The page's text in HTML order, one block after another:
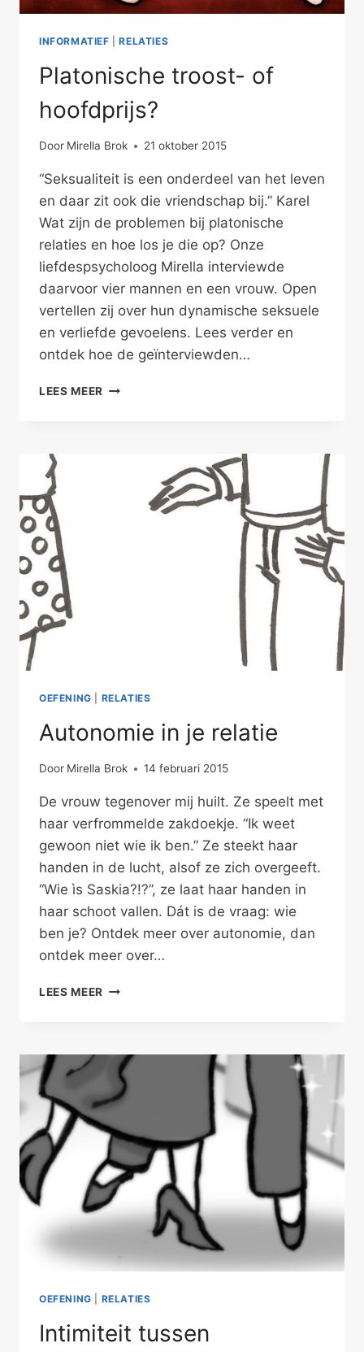
INFORMATIEF |RELATIES
Platonische troost- of
hoofdprijs?
Door Mirella Brok 21 oktober 2015
“Seksualiteit is een onderdeel van het leven
en daar zit ook die vriendschap bij.” Karel
Wat zijn de problemen bij platonische
relaties en hoe los je die op? Onze
liefdespsycholoog Mirella interviewde
daarvoor vier mannen en een vrouw. Open
vertellen zij over hun dynamische seksuele
en verliefde gevoelens. Lees verder en
ontdek hoe de geïnterviewden…
LEES MEER PLATONISCHE
OEFENING RELATIES
Autonomie in je relatie
Door Mirella Brok 14 februari 2015
De vrouw tegenover mij huilt. Ze speelt met
haar verfrommelde zakdoekje. “Ik weet
gewoon niet wie ik ben.” Ze steekt haar
handen in de lucht, alsof ze zich overgeeft.
“Wie ìs Saskia?!?”, ze laat haar handen in
haar schoot vallen. Dát is de vraag: wie
ben je? Ontdek meer over autonomie, dan
ontdek meer over…
LEES MEER AUTONOMIE
OEFENING RELATIES
Intimiteit tussen